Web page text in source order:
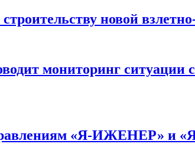
новой
мониторинг ситуации с
«Я-ИЖЕНЕР» и